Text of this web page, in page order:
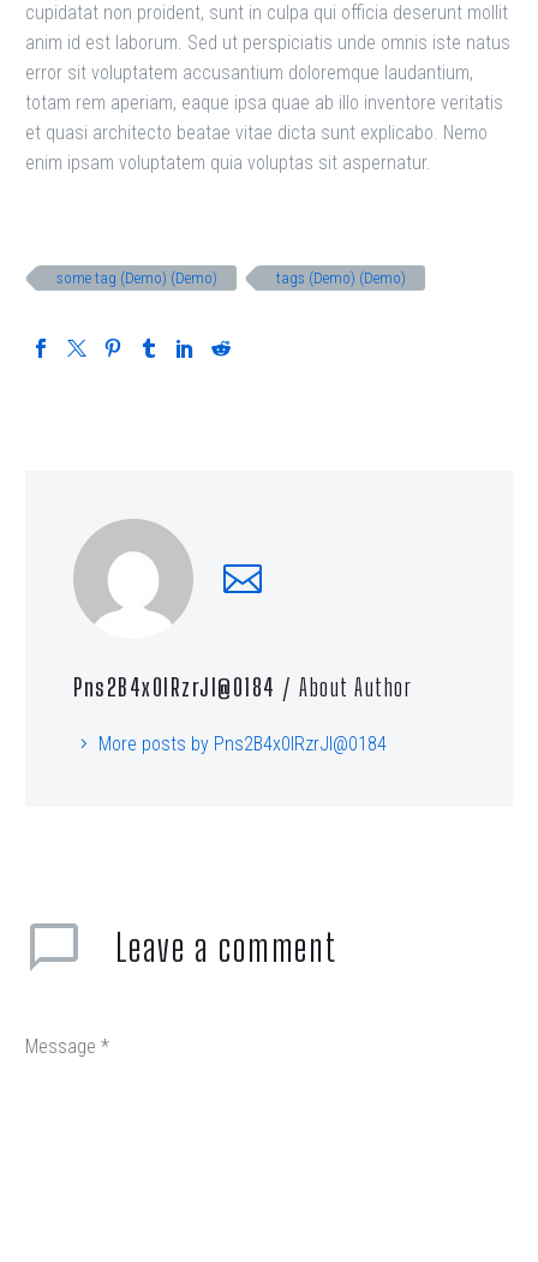
cupidatat non proident, sunt in culpa qui officia deserunt mollit
anim id est laborum. Sed ut perspiciatis unde omnis iste natus
error sit voluptatem accusantium doloremque laudantium,
totam rem aperiam, eaque ipsa quae ab illo inventore veritatis
et quasi architecto beatae vitae dicta sunt explicabo. Nemo
enim ipsam voluptatem quia voluptas sit aspernatur.
some tag (Demo) (Demo) tags (Demo) (Demo)
Pns2B4x0lRzrJl@0184 / About Author
More posts by Pns2B4x0lRzrJl@0184
Leave a comment